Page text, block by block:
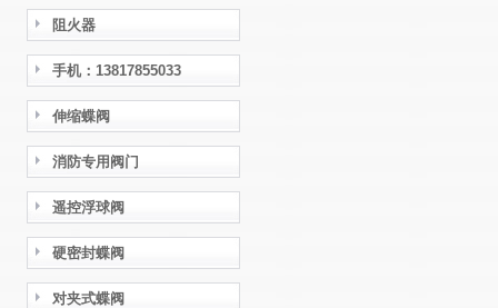
阻火器
手机：13817855033
伸缩蝶阀
消防专用阀门
遥控浮球阀
硬密封蝶阀
对夹式蝶阀